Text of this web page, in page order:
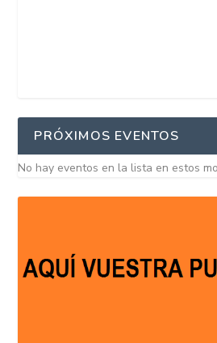
PRÓXIMOS EVENTOS
No hay eventos en la lista en estos